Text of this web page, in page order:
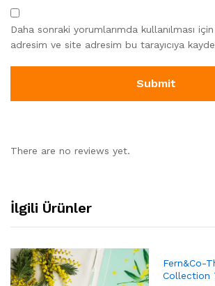
Daha sonraki yorumlarımda kullanılması
adresim ve site adresim bu tarayıcıya
There are no reviews yet.
İlgili Ürünler
Fern&Co-
Collection